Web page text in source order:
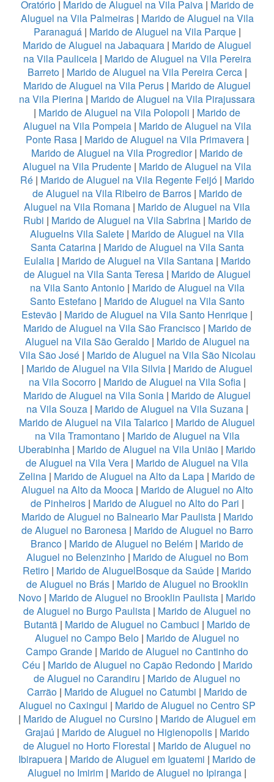
Oratório| Marido de Aluguel na Vila Paiva| Marido de
Aluguel na Vila Palmeiras| Marido de Aluguel na Vila
Paranaguá| Marido de Aluguel na Vila Parque|
Marido de Aluguel na Jabaquara | Marido de Aluguel
na Vila Pauliceia| Marido de Aluguel na Vila Pereira
Barreto| Marido de Aluguel na Vila Pereira Cerca|
Marido de Aluguel na Vila Perus | Marido de Aluguel
na Vila Pierina | Marido de Aluguel na Vila Pirajussara
| Marido de Aluguel na Vila Polopoli | Marido de
Aluguel na Vila Pompeia| Marido de Aluguel na Vila
Ponte Rasa| Marido de Aluguel na Vila Primavera|
Marido de Aluguel na Vila Progredior| Marido de
Aluguel na Vila Prudente | Marido de Aluguel na Vila
Ré| Marido de Aluguel na Vila Regente Feijó| Marido
de Aluguel na Vila Ribeiro de Barros| Marido de
Aluguel na Vila Romana | Marido de Aluguel na Vila
Rubi | Marido de Aluguel na Vila Sabrina| Marido de
Aluguelns Vila Salete | Marido de Aluguel na Vila
Santa Catarina| Marido de Aluguel na Vila Santa
Eulalia| Marido de Aluguel na Vila Santana| Marido
de Aluguel na Vila Santa Teresa| Marido de Aluguel
na Vila Santo Antonio| Marido de Aluguel na Vila
Santo Estefano| Marido de Aluguel na Vila Santo
Estevão | Marido de Aluguel na Vila Santo Henrique |
Marido de Aluguel na Vila São Francisco| Marido de
Aluguel na Vila São Geraldo| Marido de Aluguel na
Vila São José| Marido de Aluguel na Vila São Nicolau
| Marido de Aluguel na Vila Silvia | Marido de Aluguel
na Vila Socorro| Marido de Aluguel na Vila Sofia|
Marido de Aluguel na Vila Sonia | Marido de Aluguel
na Vila Souza| Marido de Aluguel na Vila Suzana|
Marido de Aluguel na Vila Talarico | Marido de Aluguel
na Vila Tramontano| Marido de Aluguel na Vila
Uberabinha | Marido de Aluguel na Vila União | Marido
de Aluguel na Vila Vera | Marido de Aluguel na Vila
Zelina | Marido de Aluguel na Alto da Lapa | Marido de
Aluguel na Alto da Mooca| Marido de Aluguel no Alto
de Pinheiros| Marido de Aluguel no Alto do Pari |
Marido de Aluguel no Balneario Mar Paulista| Marido
de Aluguel no Baronesa| Marido de Aluguel no Barro
Branco | Marido de Aluguel no Belém | Marido de
Aluguel no Belenzinho| Marido de Aluguel no Bom
Retiro | Marido de AluguelBosque da Saúde | Marido
de Aluguel no Brás| Marido de Aluguel no Brooklin
Novo | Marido de Aluguel no Brooklin Paulista | Marido
de Aluguel no Burgo Paulista | Marido de Aluguel no
Butantã | Marido de Aluguel no Cambuci | Marido de
Aluguel no Campo Belo | Marido de Aluguel no
Campo Grande | Marido de Aluguel no Cantinho do
Céu | Marido de Aluguel no Capão Redondo| Marido
de Aluguel no Carandiru | Marido de Aluguel no
Carrão | Marido de Aluguel no Catumbi | Marido de
Aluguel no Caxingui | Marido de Aluguel no Centro SP
| Marido de Aluguel no Cursino | Marido de Aluguel em
Grajaú | Marido de Aluguel no Higienopolis| Marido
de Aluguel no Horto Florestal | Marido de Aluguel no
Ibirapuera | Marido de Aluguel em Iguatemi | Marido de
Aluguel no Imirim | Marido de Aluguel no Ipiranga |